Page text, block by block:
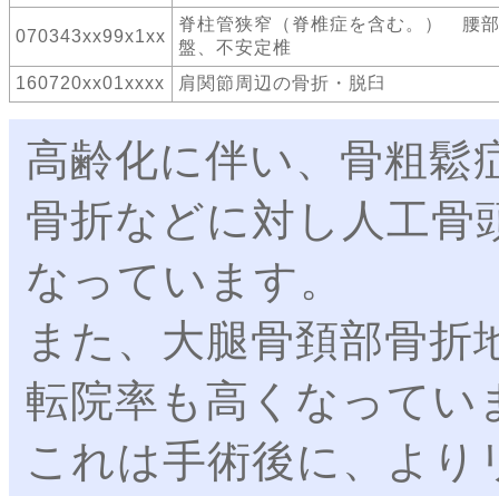
070343xx99x1xx
脊柱管狭窄（脊椎症を含む。） 腰
盤、不安定椎
160720xx01xxxx
肩関節周辺の骨折・脱臼
高齢化に伴い、骨粗鬆
骨折などに対し人工骨
なっています。
また、大腿骨頚部骨
転院率も高くなってい
これは手術後に、よ